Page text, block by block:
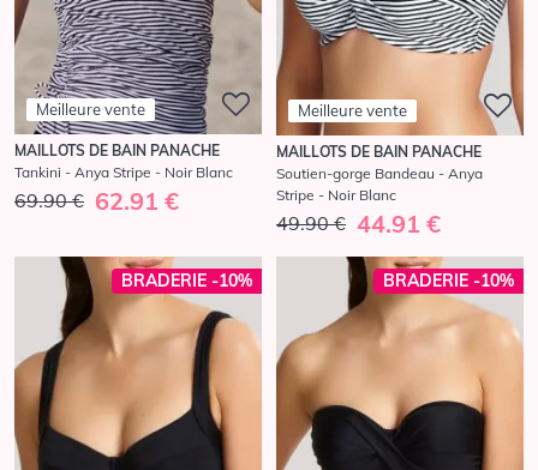
Meilleure vente
MAILLOTS DE BAIN PANACHE
Tankini - Anya Stripe - Noir Blanc
69.90 € 62.91 €
Meilleure vente
MAILLOTS DE BAIN PANACHE
Soutien-gorge Bandeau - Anya
Stripe - Noir Blanc
49.90 € 44.91 €
BRADERIE -10% BRADERIE -10%